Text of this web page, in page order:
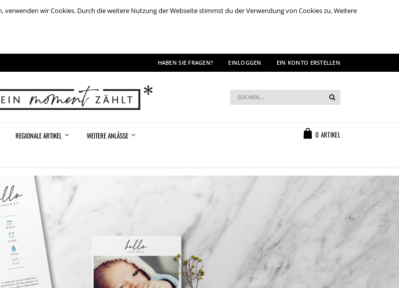
wir Cookies. Durch die weitere Nutzung der Webseite stimmst du der Verwendung von Cookies zu. Weitere
HABEN SIE FRAGEN? EINLOGGEN EIN KONTO ERSTELLEN
0 ARTIKEL
Suche
REGIONALE ARTIKEL WEITERE ANLÄSSE